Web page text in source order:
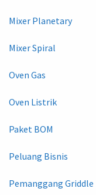
Mixer Planetary
Mixer Spiral
Oven Gas
Oven Listrik
Paket BOM
Peluang Bisnis
Pemanggang Griddle